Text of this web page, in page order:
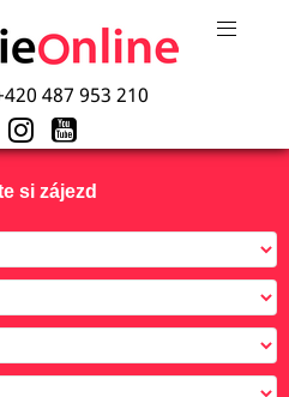
487 953 210
si zájezd